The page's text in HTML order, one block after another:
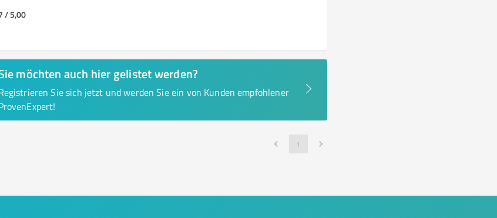
/ 5,00
möchten auch hier gelistet werden?
Sie sich jetzt und werden Sie ein von Kunden empfohlener
1